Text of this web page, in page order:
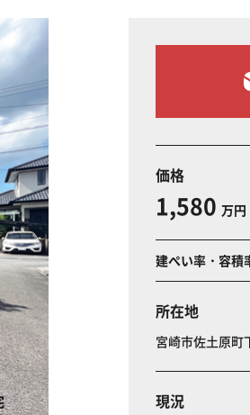
価格
1,580 万円
建ぺい率・容積
所在地
宮崎市佐土原
現況